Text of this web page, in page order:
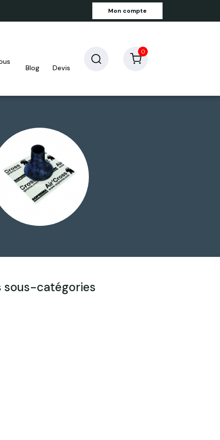
Mon compte
blog devis
0
sous-catégories